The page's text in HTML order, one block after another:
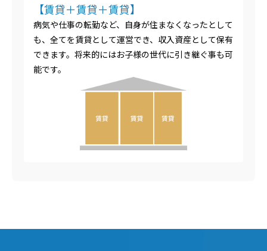
【賃貸＋賃貸＋賃貸】
病気や仕事の転勤など、自身が住まなくなったとして
も、全てを賃貸として運営でき、収入資産として保有
できます。将来的にはお子様の世代に引き継ぐ事も可
能です。